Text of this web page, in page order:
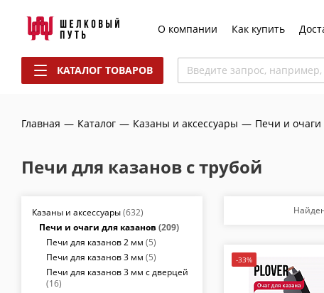
О компании Как купить
КАТАЛОГ ТОВАРОВ Введите запрос, например,
Главная — Каталог — Казаны и аксессуары — Печи и очаги
Печи для казанов с трубой
Казаны и аксессуары(632)
Печи и очаги для казанов (209)
Печи для казанов 2 мм (5)
Печи для казанов 3 мм (5)
Печи для казанов 3 мм с дверцей
(16)
-33%